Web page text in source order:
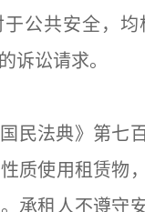
公共安全，
诉讼请求。
法典》第七百
质使用租赁物
承租人不遵守